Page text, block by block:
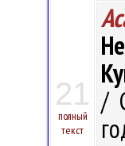
21
полный
текст
/